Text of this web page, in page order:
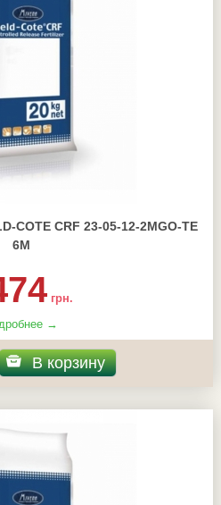
COTE CRF 23-05-12-2MGO-TE
6М
грн.
→
В корзину